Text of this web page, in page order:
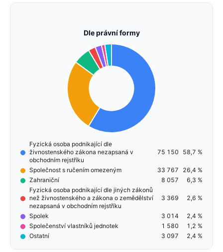
Dle právní formy
Fyzická osoba podnikající dle
živnostenského zákona nezapsaná v
obchodním rejstříku
75 150 58,7 %
Společnost s ručením omezeným 33 767
26,4 %
Zahraniční
8 057
6,3 %
Fyzická osoba podnikající dle jiných zákonů
než živnostenského a zákona o zemědělství
nezapsaná v obchodním rejstříku
3 369 2,6 %
Spolek 3 014
2,4 %
Společenství vlastníků jednotek
1 580
1,2 %
Ostatní
3 097 2,4 %